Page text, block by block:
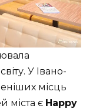
У Івано-
місць
міста є Happy